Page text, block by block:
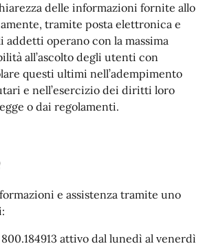
delle informazioni fornite allo
tramite posta elettronica e
addetti operano con la massima
all’ascolto degli utenti con
questi ultimi nell’adempimento
e nell’esercizio dei diritti loro
o dai regolamenti.
e assistenza tramite uno
attivo dal lunedì al venerdì